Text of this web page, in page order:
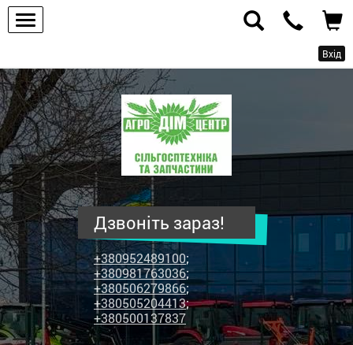
Вхід
ПП
"Агродім-
центр"
-
продаж
сільськогосподарської
техніки
та
запчастин
Дзвоніть зараз!
+380952489100;
+380981763036;
+380506279866;
+380505204413;
+380500137837